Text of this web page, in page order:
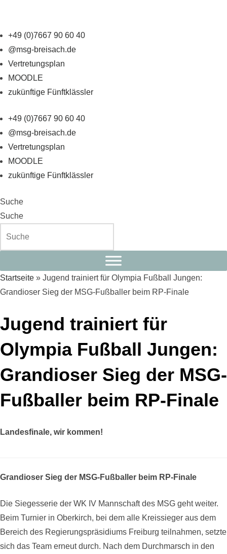
+49 (0)7667 90 60 40
@msg-breisach.de
Vertretungsplan
MOODLE
zukünftige Fünftklässler
+49 (0)7667 90 60 40
@msg-breisach.de
Vertretungsplan
MOODLE
zukünftige Fünftklässler
Suche
Suche
Startseite » Jugend trainiert für Olympia Fußball Jungen:
Grandioser Sieg der MSG-Fußballer beim RP-Finale
Jugend trainiert für
Olympia Fußball Jungen:
Grandioser Sieg der MSG-
Fußballer beim RP-Finale
Landesfinale, wir kommen!
Grandioser Sieg der MSG-Fußballer beim RP-Finale
Die Siegesserie der WK IV Mannschaft des MSG geht weiter.
Beim Turnier in Oberkirch, bei dem alle Kreissieger aus dem
Bereich des Regierungspräsidiums Freiburg teilnahmen, setzte
sich das Team erneut durch. Nach dem Durchmarsch in den